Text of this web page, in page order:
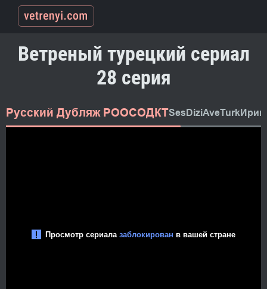
Ветреный турецкий сериал
28 серия
Русский Дубляж РООСОДКТSesDiziAveTurk